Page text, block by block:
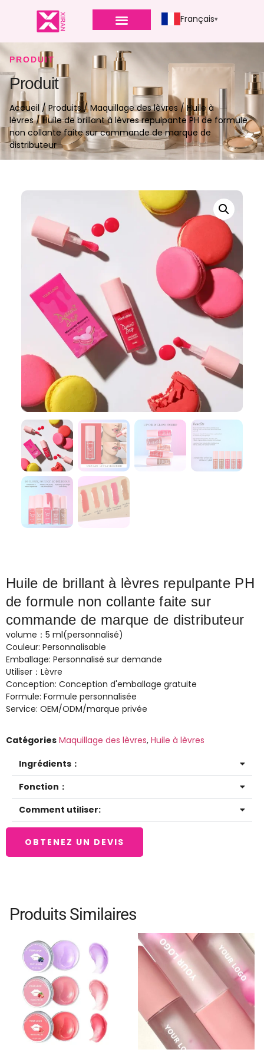
Français
PRODUIT
Produit
Accueil/ Produits /Maquillage des lèvres /Huile à
lèvres/ Huile de brillant à lèvres repulpante PH de formule
non collante faite sur commande de marque de
distributeur
Huile de brillant à lèvres repulpante PH
de formule non collante faite sur
commande de marque de distributeur
volume：5 ml(personnalisé)
Couleur: Personnalisable
Emballage: Personnalisé sur demande
Utiliser：Lèvre
Conception: Conception d'emballage gratuite
Formule: Formule personnalisée
Service: OEM/ODM/marque privée
Catégories Maquillage des lèvres, Huile à lèvres
Ingrédients：
Fonction：
Comment utiliser:
OBTENEZ UN DEVIS
Produits Similaires